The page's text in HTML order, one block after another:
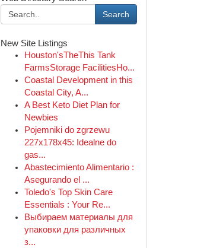
Search
New Site Listings
Houston'sTheThis Tank
FarmsStorage FacilitiesHo...
Coastal Development in this
Coastal City, A...
A Best Keto Diet Plan for
Newbies
Pojemniki do zgrzewu
227x178x45: Idealne do
gas...
Abastecimiento Alimentario :
Asegurando el ...
Toledo's Top Skin Care
Essentials : Your Re...
Выбираем материалы для
упаковки для различных
з...